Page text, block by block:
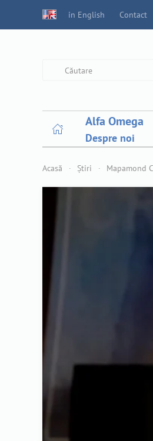
in English Contact
Alfa Omega
Despre noi
Acasă Știri Mapamond